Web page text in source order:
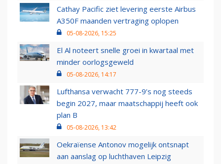
Cathay Pacific ziet levering eerste Airbus
A350F maanden vertraging oplopen
05-08-2026, 15:25
El Al noteert snelle groei in kwartaal met
minder oorlogsgeweld
05-08-2026, 14:17
Lufthansa verwacht 777-9’s nog steeds
begin 2027, maar maatschappij heeft ook
plan B
05-08-2026, 13:42
Oekraïense Antonov mogelijk ontsnapt
aan aanslag op luchthaven Leipzig